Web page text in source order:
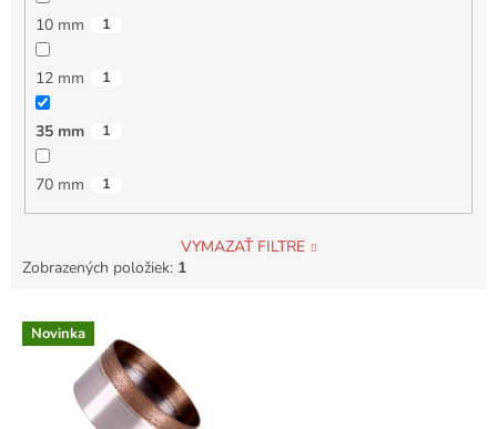
10 mm 1
12 mm 1
35 mm 1
70 mm 1
VYMAZAŤ FILTRE
Zobrazených položiek: 1
V Novinka